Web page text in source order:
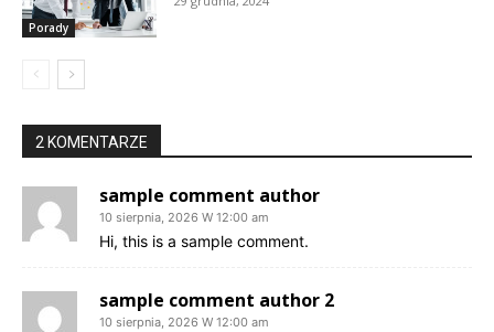
Porady
2 KOMENTARZE
sample comment author
10 sierpnia, 2026 W 12:00 am
Hi, this is a sample comment.
sample comment author 2
10 sierpnia, 2026 W 12:00 am